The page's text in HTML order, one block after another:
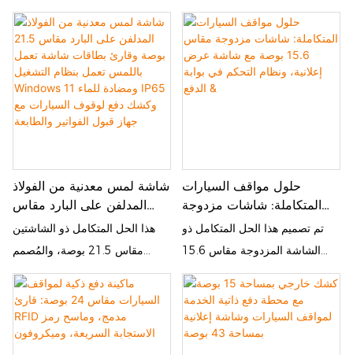
وضمان لمدة عام واحد على
الأجهزة
للمطارات، ومراكز التسوق،
والمباني المكتبية، ومواقف
السيارات العامة.
السيارات. يُمكّن هذا الكشك ذاتي
الخدمة، بقياس 15 بوصة، السائقين
من إتمام عمليات الدفع السريع،
والتحقق من التذاكر، والاستعلام
عن أماكن وقوف السيارات
بأنفسهم، مما يُقلل من عبء العمل
اللمسية المتينة وخيارات الدفع
المتعددة، يتناسب هذا الكشك
بسلاسة مع مواقف السيارات
الداخلية والخارجية، وهو مثالي
لمراكز التسوق والمطارات
والمواقف التجارية.
مقاس 6.5 بوصة، عملية دفع رسوم
المواقف وإدارة الدخول والخروج.
وهي مزودة بشاشة لمس سريعة
الاستجابة، وتدعم المعاملات غير
النقدية والتشغيل على مدار الساعة
شاشة لمس معدنية من الفولاذ
المدلفن على البارد مقاس
21.5 بوصة وقارئ بطاقات
شاشة تعمل باللمس تعمل
بنظام التشغيل Windows 11
ومضادة للماء IP65 وكشك
دفع لوقوف السيارات مع جهاز
قبول الفواتير والطابعة
هذا الحل المتكامل ذو الشاشتين
مقاس 21.5 بوصة، والمُصمم
خصيصًا لمواقف السيارات، يجمع
بين ثلاث وظائف أساسية: الدفع
الذكي، وربط البوابة، وعرض
الإعلانات. يوفر حلاً متكاملاً فعالاً
حلول مواقف السيارات
المتكاملة: شاشات مزدوجة
مقاس 15.6 بوصة مع شاشة
عرض إعلانية، ونظام التحكم
في بوابة الدفع &
تم تصميم هذا الحل المتكامل ذو
الشاشة المزدوجة مقاس 15.6
بوصة لدفع رسوم وقوف السيارات
والتحكم في البوابة خصيصًا
لسيناريوهات مواقف السيارات، وهو
يدمج ثلاث وظائف أساسية: الدفع